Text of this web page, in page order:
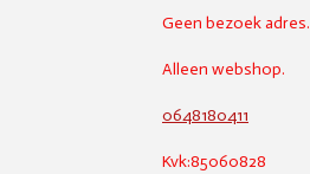
Geen bezoek adres.
Alleen webshop.
0648180411
Kvk:85060828